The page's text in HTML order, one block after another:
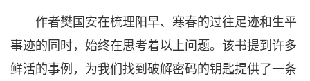
作者樊国安在梳理阳早、寒春的过往足迹和生平
事迹的同时，始终在思考着以上问题。该书提到许多
鲜活的事例，为我们找到破解密码的钥匙提供了一条